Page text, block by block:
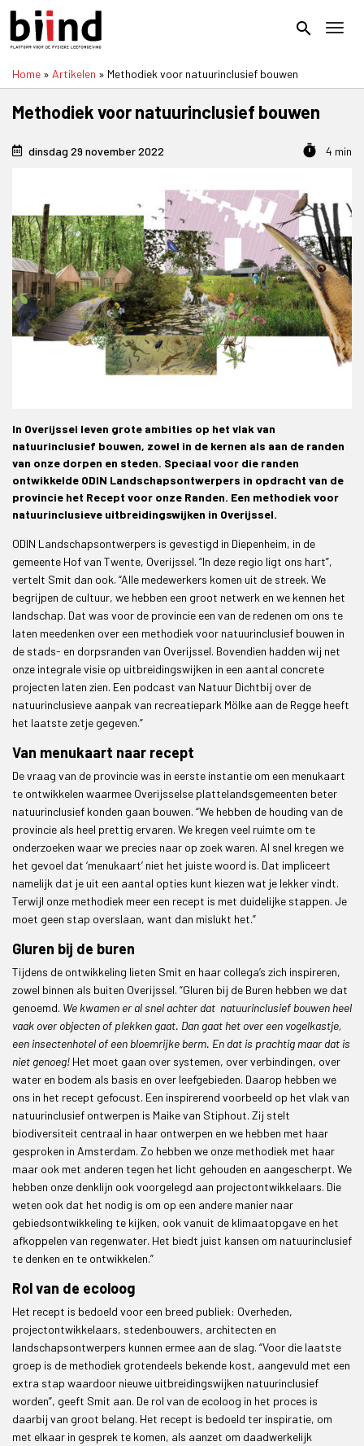
Overslaan
naar
inhoud
search
Home Artikelen Methodiek voor natuurinclusief bouwen
Methodiek voor natuurinclusief bouwen
dinsdag 29 november 2022 timer 4 min
In Overijssel leven grote ambities op het vlak van
natuurinclusief bouwen, zowel in de kernen als aan de randen
van onze dorpen en steden. Speciaal voor die randen
ontwikkelde ODIN Landschapsontwerpers in opdracht van de
provincie het Recept voor onze Randen. Een methodiek voor
natuurinclusieve uitbreidingswijken in Overijssel.
ODIN Landschapsontwerpers is gevestigd in Diepenheim, in de
gemeente Hof van Twente, Overijssel. “In deze regio ligt ons hart”,
vertelt Smit dan ook. “Alle medewerkers komen uit de streek. We
begrijpen de cultuur, we hebben een groot netwerk en we kennen het
landschap. Dat was voor de provincie een van de redenen om ons te
laten meedenken over een methodiek voor natuurinclusief bouwen in
de stads- en dorpsranden van Overijssel. Bovendien hadden wij net
onze integrale visie op uitbreidingswijken in een aantal concrete
projecten laten zien. Een podcast van Natuur Dichtbij over de
natuurinclusieve aanpak van recreatiepark Mölke aan de Regge heeft
het laatste zetje gegeven.”
Van menukaart naar recept
De vraag van de provincie was in eerste instantie om een menukaart
te ontwikkelen waarmee Overijsselse plattelandsgemeenten beter
natuurinclusief konden gaan bouwen. “We hebben de houding van de
provincie als heel prettig ervaren. We kregen veel ruimte om te
onderzoeken waar we precies naar op zoek waren. Al snel kregen we
het gevoel dat ‘menukaart’ niet het juiste woord is. Dat impliceert
namelijk dat je uit een aantal opties kunt kiezen wat je lekker vindt.
Terwijl onze methodiek meer een recept is met duidelijke stappen. Je
moet geen stap overslaan, want dan mislukt het.”
Gluren bij de buren
Tijdens de ontwikkeling lieten Smit en haar collega’s zich inspireren,
zowel binnen als buiten Overijssel. “Gluren bij de Buren hebben we dat
genoemd. We kwamen er al snel achter dat natuurinclusief bouwen heel
vaak over objecten of plekken gaat. Dan gaat het over een vogelkastje,
een insectenhotel of een bloemrijke berm. En dat is prachtig maar dat is
niet genoeg! Het moet gaan over systemen, over verbindingen, over
water en bodem als basis en over leefgebieden. Daarop hebben we
ons in het recept gefocust. Een inspirerend voorbeeld op het vlak van
natuurinclusief ontwerpen is Maike van Stiphout. Zij stelt
biodiversiteit centraal in haar ontwerpen en we hebben met haar
gesproken in Amsterdam. Zo hebben we onze methodiek met haar
maar ook met anderen tegen het licht gehouden en aangescherpt. We
hebben onze denklijn ook voorgelegd aan projectontwikkelaars. Die
weten ook dat het nodig is om op een andere manier naar
gebiedsontwikkeling te kijken, ook vanuit de klimaatopgave en het
afkoppelen van regenwater. Het biedt juist kansen om natuurinclusief
te denken en te ontwikkelen.”
Rol van de ecoloog
Het recept is bedoeld voor een breed publiek: Overheden,
projectontwikkelaars, stedenbouwers, architecten en
landschapsontwerpers kunnen ermee aan de slag. “Voor die laatste
groep is de methodiek grotendeels bekende kost, aangevuld met een
extra stap waardoor nieuwe uitbreidingswijken natuurinclusief
worden”, geeft Smit aan. De rol van de ecoloog in het proces is
daarbij van groot belang. Het recept is bedoeld ter inspiratie, om
met elkaar in gesprek te komen, als aanzet om daadwerkelijk